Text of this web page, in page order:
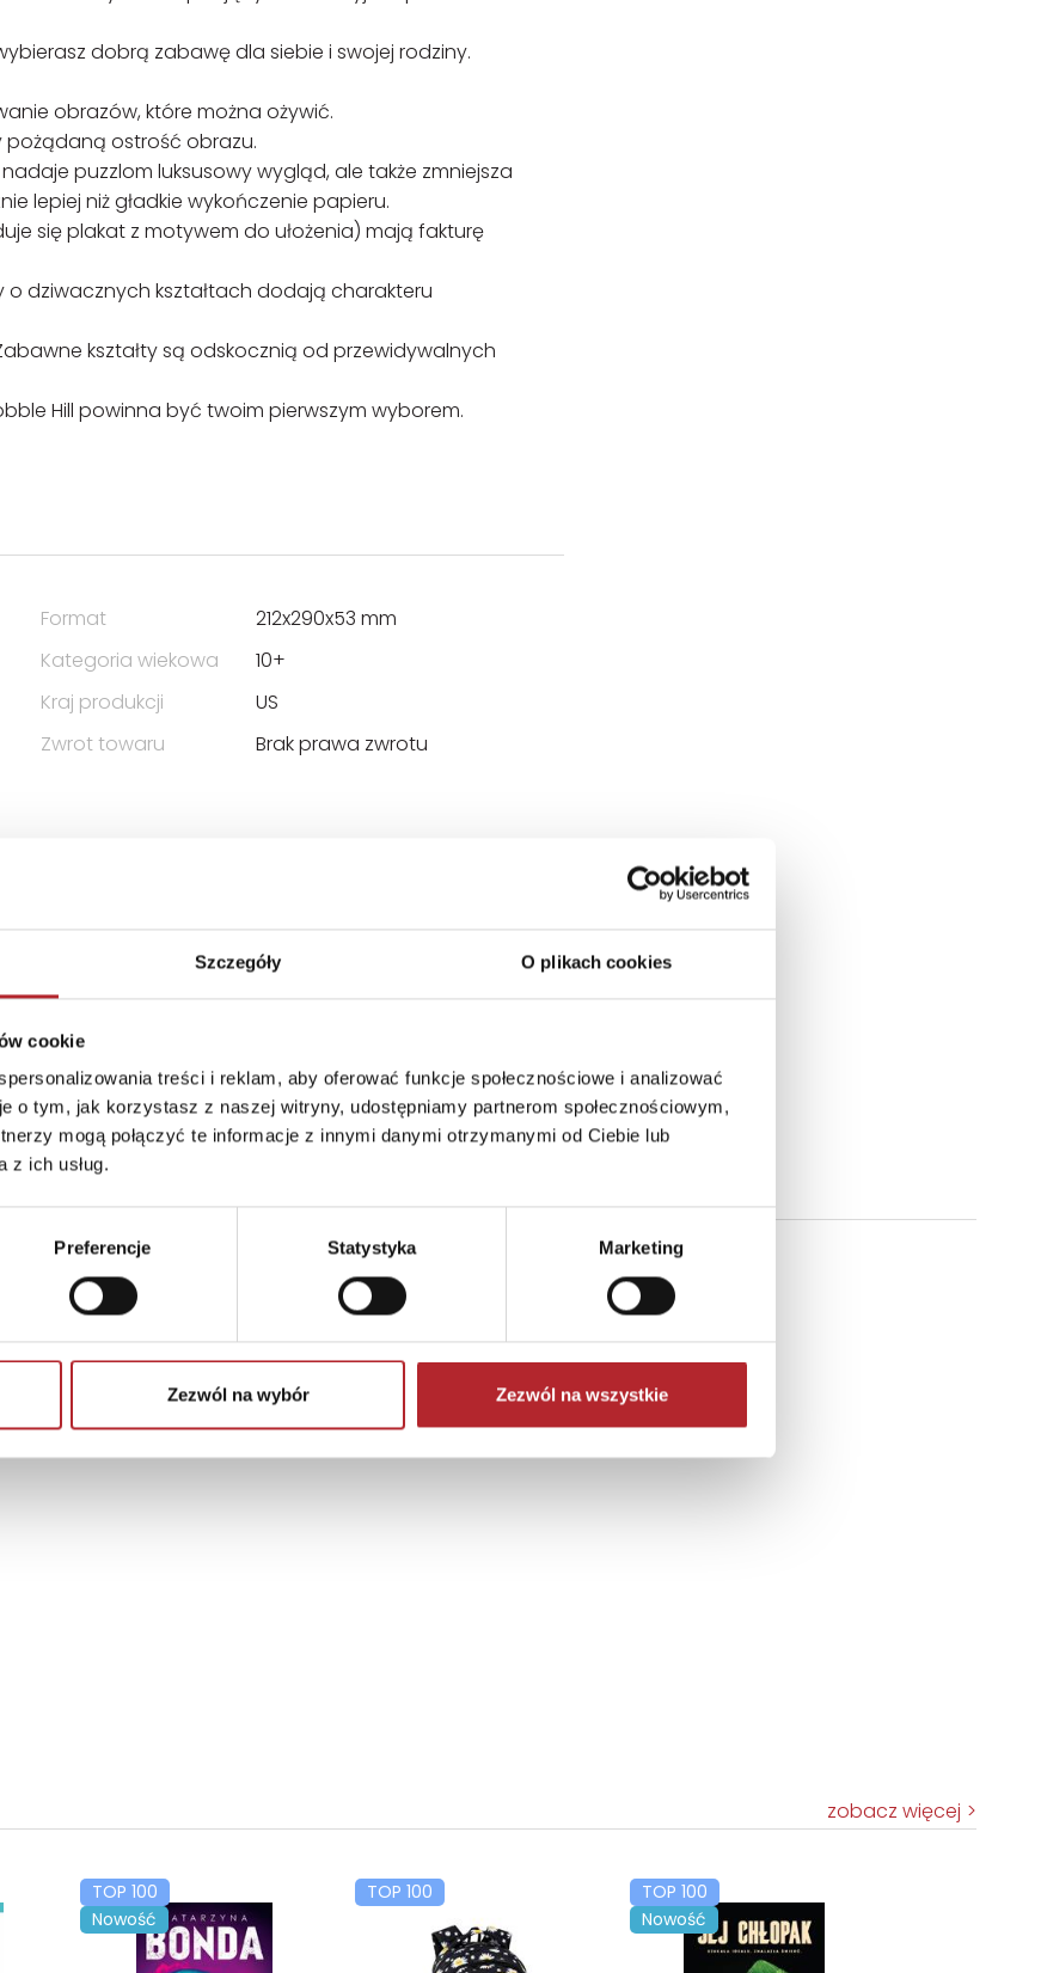
Szczegóły O plikach cookies
cookie
treści i reklam, aby oferować funkcje społecznościowe i analizować
o tym, jak korzystasz z naszej witryny, udostępniamy partnerom społecznościowym,
mogą połączyć te informacje z innymi danymi otrzymanymi od Ciebie lub
z ich usług.
Preferencje Statystyka Marketing
Zezwól na wybór Zezwól na wszystkie
dobrą zabawę dla siebie i swojej rodziny.
obrazów, które można ożywić.
pożądaną ostrość obrazu.
puzzlom luksusowy wygląd, ale także zmniejsza
lepiej niż gładkie wykończenie papieru.
się plakat z motywem do ułożenia) mają fakturę
o dziwacznych kształtach dodają charakteru
kształty są odskocznią od przewidywalnych
Hill powinna być twoim pierwszym wyborem.
Format
212x290x53 mm
Kategoria wiekowa
10+
Kraj produkcji
US
Zwrot towaru
Brak prawa zwrotu
zobacz więcej
TOP 100
Nowość
TOP 100
TOP 100
Nowość